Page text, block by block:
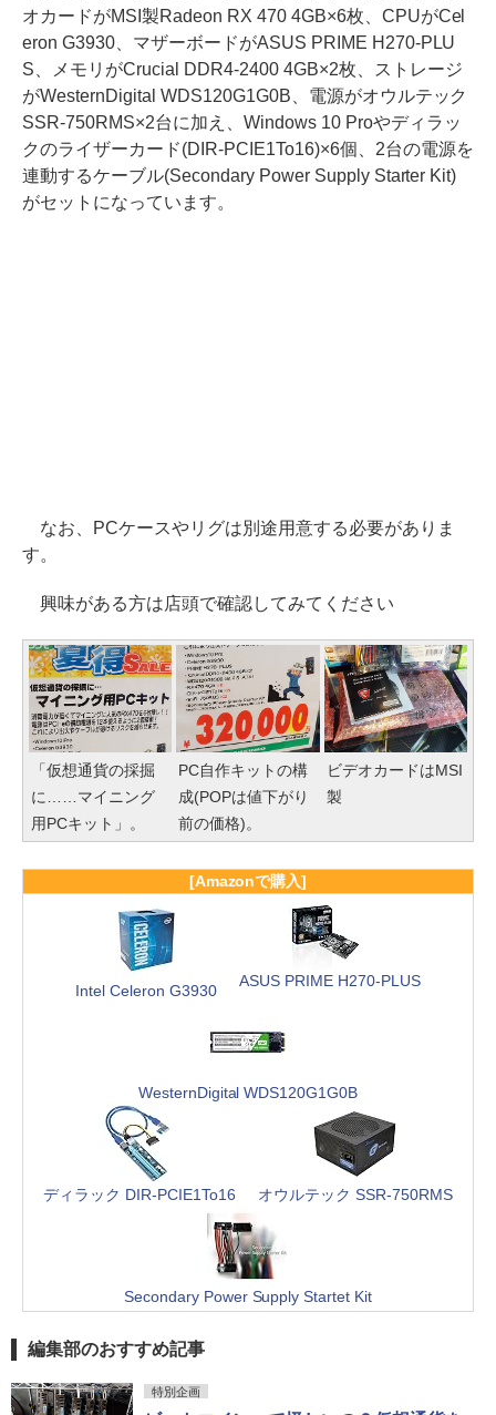
オカードがMSI製Radeon RX 470 4GB×6枚、CPUがCel
eron G3930、マザーボードがASUS PRIME H270-PLU
S、メモリがCrucial DDR4-2400 4GB×2枚、ストレージ
がWesternDigital WDS120G1G0B、電源がオウルテック
SSR-750RMS×2台に加え、Windows 10 Proやディラッ
クのライザーカード(DIR-PCIE1To16)×6個、2台の電源を
連動するケーブル(Secondary Power Supply Starter Kit)
がセットになっています。
なお、PCケースやリグは別途用意する必要がありま
す。
興味がある方は店頭で確認してみてください
「仮想通貨の採掘
に……マイニング
用PCキット」。
PC自作キットの構
成(POPは値下がり
前の価格)。
ビデオカードはMSI
製
[Amazonで購入]
Intel Celeron G3930
ASUS PRIME H270-PLUS
WesternDigital WDS120G1G0B
ディラック DIR-PCIE1To16 オウルテック SSR-750RMS
Secondary Power Supply Startet Kit
編集部のおすすめ記事
特別企画